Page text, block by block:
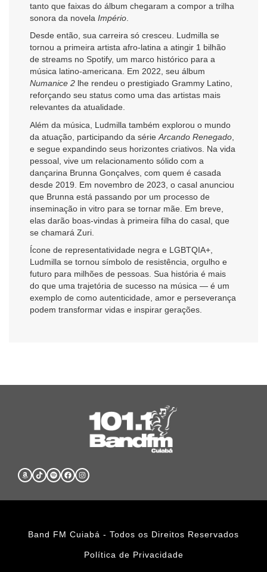
tanto que faixas do álbum chegaram a compor a trilha
sonora da novela Império
Desde então, sua carreira só cresceu. Ludmilla se
tornou a primeira artista afro-latina a atingir 1 bilhão
de streams no Spotify, um marco histórico para a
música latino-americana. Em 2022, seu álbum
Numanice 2 lhe rendeu o prestigiado Grammy Latino,
reforçando seu status como uma das artistas mais
relevantes da atualidade.
Além da música, Ludmilla também explorou o mundo
da atuação, participando da série Arcando Renegado
e segue expandindo seus horizontes criativos. Na vida
pessoal, vive um relacionamento sólido com a
dançarina Brunna Gonçalves, com quem é casada
desde 2019. Em novembro de 2023, o casal anunciou
que Brunna está passando por um processo de
inseminação in vitro para se tornar mãe. Em breve,
elas darão boas-vindas à primeira filha do casal, que
se chamará Zuri.
Ícone de representatividade negra e LGBTQIA+,
Ludmilla se tornou símbolo de resistência, orgulho e
futuro para milhões de pessoas. Sua história é mais
do que uma trajetória de sucesso na música — é um
exemplo de como autenticidade, amor e perseverança
podem transformar vidas e inspirar gerações.
Band FM Cuiabá - Todos os Direitos Reservados
Política de Privacidade